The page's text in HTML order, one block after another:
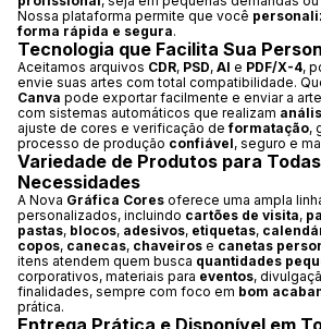
Nossa plataforma permite que você
forma rápida e segura.
Tecnologia que Facilita Sua
Aceitamos arquivos CDR, PSD, AI e PDF/X-4,
envie suas artes com total compatibilidade.
Canva pode exportar facilmente e enviar a
com sistemas automáticos que realizam
ajuste de cores e verificação deformatação,
processo de produção confiável, seguro e
Variedade de Produtos para
Necessidades
A Nova Gráfica Cores oferece uma ampla
personalizados, incluindo cartões de visita,
pastas, blocos, adesivos, etiquetas,
copos, canecas, chaveiros e canetas
itens atendem quem busca quantidades
corporativos, materiais para eventos,
finalidades, sempre com foco em bom
prática.